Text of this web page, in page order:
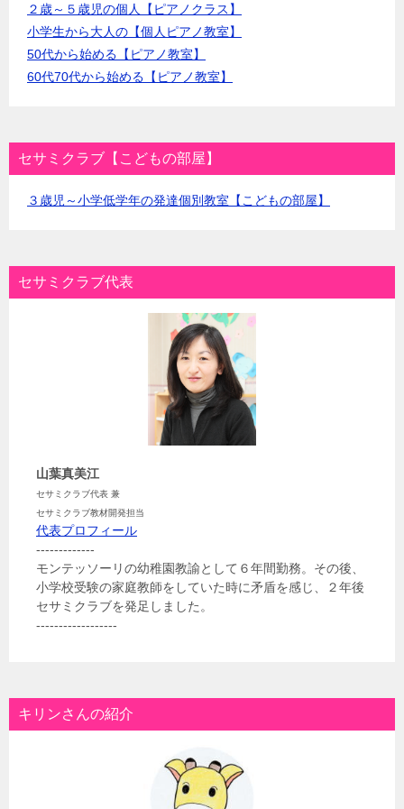
２歳～５歳児の個人【ピアノクラス】
小学生から大人の【個人ピアノ教室】
50代から始める【ピアノ教室】
60代70代から始める【ピアノ教室】
セサミクラブ【こどもの部屋】
３歳児～小学低学年の発達個別教室【こどもの部屋】
セサミクラブ代表
山葉真美江
セサミクラブ代表 兼
セサミクラブ教材開発担当
代表プロフィール
-------------
モンテッソーリの幼稚園教諭として６年間勤務。その後、
小学校受験の家庭教師をしていた時に矛盾を感じ、２年後
セサミクラブを発足しました。
------------------
キリンさんの紹介